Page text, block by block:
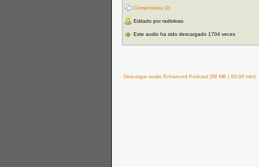
Comentarios (0)
Editado por radiokras
Este audio ha sido descargado 1704 veces
Descargar audio Enhanced Podcast (58 MB | 60:00 min)